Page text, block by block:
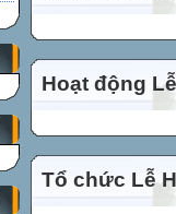
Hoạt động
Tổ chức Lễ